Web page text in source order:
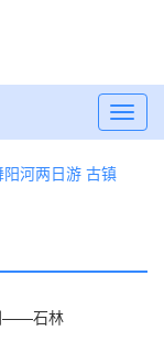
河两日游 古镇
——石林